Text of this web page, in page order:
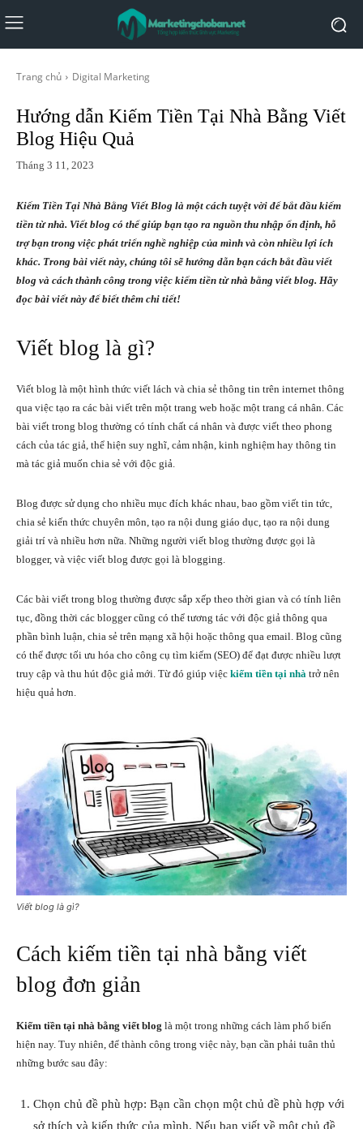
Trang chủ Digital Marketing
Hướng dẫn Kiếm Tiền Tại Nhà Bằng Viết
Blog Hiệu Quả
Tháng 3 11, 2023
Kiếm Tiền Tại Nhà Bằng Viết Blog là một cách tuyệt vời để bắt đầu kiếm
tiền từ nhà. Viết blog có thể giúp bạn tạo ra nguồn thu nhập ổn định, hỗ
trợ bạn trong việc phát triển nghề nghiệp của mình và còn nhiều lợi ích
khác. Trong bài viết này, chúng tôi sẽ hướng dẫn bạn cách bắt đầu viết
blog và cách thành công trong việc kiếm tiền từ nhà bằng viết blog. Hãy
đọc bài viết này để biết thêm chi tiết!
Viết blog là gì?
Viết blog là một hình thức viết lách và chia sẻ thông tin trên internet thông
qua việc tạo ra các bài viết trên một trang web hoặc một trang cá nhân. Các
bài viết trong blog thường có tính chất cá nhân và được viết theo phong
cách của tác giả, thể hiện suy nghĩ, cảm nhận, kinh nghiệm hay thông tin
mà tác giả muốn chia sẻ với độc giả.
Blog được sử dụng cho nhiều mục đích khác nhau, bao gồm viết tin tức,
chia sẻ kiến thức chuyên môn, tạo ra nội dung giáo dục, tạo ra nội dung
giải trí và nhiều hơn nữa. Những người viết blog thường được gọi là
blogger, và việc viết blog được gọi là blogging.
Các bài viết trong blog thường được sắp xếp theo thời gian và có tính liên
tục, đồng thời các blogger cũng có thể tương tác với độc giả thông qua
phần bình luận, chia sẻ trên mạng xã hội hoặc thông qua email. Blog cũng
có thể được tối ưu hóa cho công cụ tìm kiếm (SEO) để đạt được nhiều lượt
truy cập và thu hút độc giả mới. Từ đó giúp việc kiếm tiền tại nhà trở nên
hiệu quả hơn.
Viết blog là gì?
Cách kiếm tiền tại nhà bằng viết
blog đơn giản
Kiếm tiền tại nhà bằng viết blog là một trong những cách làm phổ biến
hiện nay. Tuy nhiên, để thành công trong việc này, bạn cần phải tuân thủ
những bước sau đây:
Chọn chủ đề phù hợp: Bạn cần chọn một chủ đề phù hợp với
sở thích và kiến thức của mình. Nếu bạn viết về một chủ đề